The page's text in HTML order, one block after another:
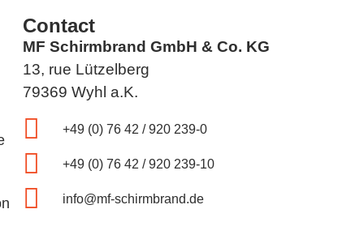
Contact
MF Schirmbrand GmbH & Co. KG
13, rue Lützelberg
79369 Wyhl a.K.
+49 (0) 76 42 / 920 239-0
+49 (0) 76 42 / 920 239-10
info@mf-schirmbrand.de